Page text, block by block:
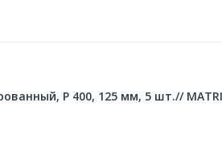
P 400, 125 мм, 5 шт.//